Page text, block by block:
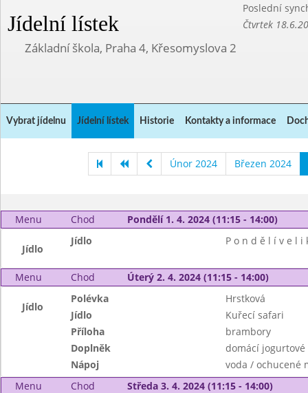
Jídelní lístek
Poslední
Čtvrtek
Základní škola, Praha 4, Křesomyslova 2
Vybrat jídelnu Jídelní lístek Historie Kontakty a informace
Únor 2024 Březen 2024
Menu Chod Pondělí 1. 4. 2024 (11:15 - 14:00)
Jídlo
Jídlo P o n d ě l í v e l i
Menu Chod Úterý 2. 4. 2024 (11:15 - 14:00)
Jídlo
Polévka
Hrstková
Jídlo
Kuřecí safari
Příloha
brambory
Doplněk
domácí jogurtové
Nápoj
voda / ochucené
Menu
Chod Středa 3. 4. 2024 (11:15 - 14:00)